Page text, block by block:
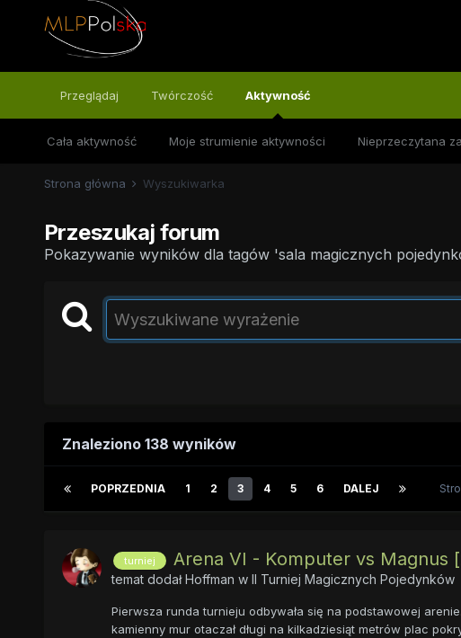
Przeglądaj Twórczość Aktywność
Cała aktywność Moje strumienie aktywności Nieprzeczytana
Strona główna Wyszukiwarka
Przeszukaj forum
Pokazywanie wyników dla tagów 'sala magicznych
Znaleziono 138 wyników
POPRZEDNIA 1 2 3 4 5 6 DALEJ
turniej Arena VI - Komputer vs Magnus
temat dodałHoffman w II Turniej Magicznych Pojedynków
Pierwsza runda turnieju odbywała się na podstawowej
kamienny mur otaczał długi na kilkadziesiąt metrów plac